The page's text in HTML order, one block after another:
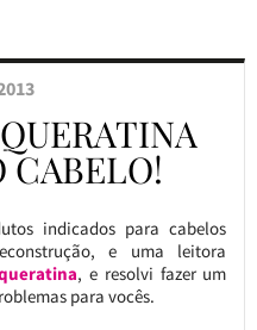
CABELO!
indicados para cabelos
e uma leitora
, e resolvi fazer um
para vocês.